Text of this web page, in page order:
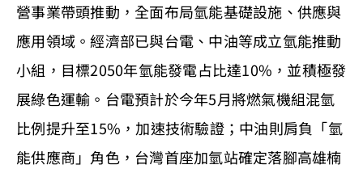
營事業帶頭推動，全面布局氫能基礎設施、供應與
應用領域。經濟部已與台電、中油等成立氫能推動
小組，目標2050年氫能發電占比達10%，並積極發
展綠色運輸。台電預計於今年5月將燃氣機組混氫
比例提升至15%，加速技術驗證；中油則肩負「氫
能供應商」角色，台灣首座加氫站確定落腳高雄楠